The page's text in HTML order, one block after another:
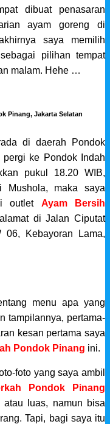
dibuat penasaran
ayam goreng di
saya memilih
pilihan tempat
malam. Hehe …
Pinang, Jakarta Selatan
di daerah Pondok
ke Pondok Indah
pukul 18.20 WIB,
Mushola, maka saya
outlet Ayam Bersih
di Jalan Ciputat
Kebayoran Lama,
menu apa yang
tampilannya, pertama-
kesan pertama saya
Pondok Pinang ini.
foto yang saya ambil
Pondok Pinang
luas, namun bisa
Tapi, bagi saya itu